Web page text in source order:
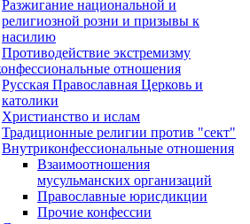
Разжигание национальной и
религиозной розни и призывы к
насилию
Противодействие экстремизму
отношения
Русская Православная Церковь и
католики
Христианство и ислам
Традиционные религии против "сект"
Внутриконфессиональные отношения
Взаимоотношения
мусульманских организаций
Православные юрисдикции
Прочие конфессии